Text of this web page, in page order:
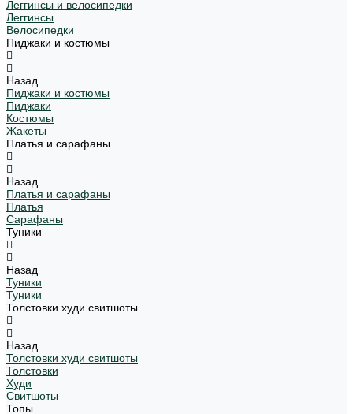
Леггинсы и велосипедки
Леггинсы
Велосипедки
Пиджаки и костюмы
Назад
Пиджаки и костюмы
Пиджаки
Костюмы
Жакеты
Платья и сарафаны
Назад
Платья и сарафаны
Платья
Сарафаны
Туники
Назад
Туники
Туники
Толстовки худи свитшоты
Назад
Толстовки худи свитшоты
Толстовки
Худи
Свитшоты
Топы